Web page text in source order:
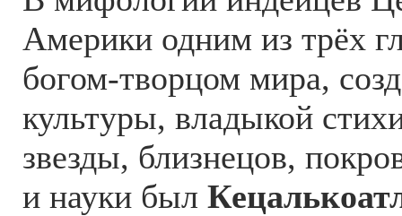
Америки одним из трёх
богом-творцом мира,
культуры, владыкой
звезды, близнецов,
и науки был